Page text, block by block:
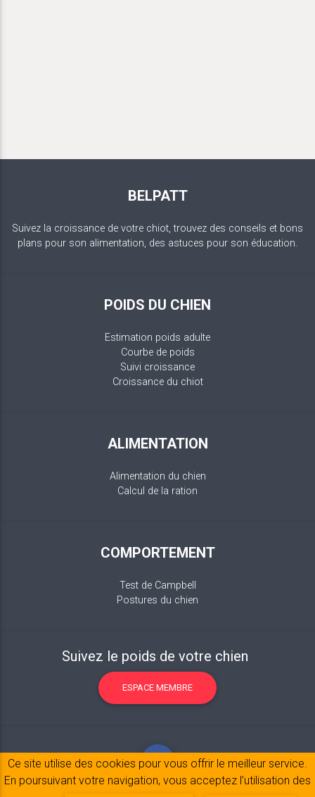
BELPATT
Suivez la croissance de votre chiot, trouvez des conseils et bons
plans pour son alimentation, des astuces pour son éducation.
POIDS DU CHIEN
Estimation poids adulte
Courbe de poids
Suivi croissance
Croissance du chiot
ALIMENTATION
Alimentation du chien
Calcul de la ration
COMPORTEMENT
Test de Campbell
Postures du chien
Suivez le poids de votre chien
ESPACE MEMBRE
Ce site utilise des cookies pour vous offrir le meilleur service.
En poursuivant votre navigation, vous acceptez l’utilisation des